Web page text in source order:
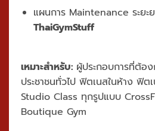
แผนการ Maintenance ระยะ
ThaiGymStuff
เหมาะสำหรับ: ผู้ประกอบการที่ต้อง
ประชาชนทั่วไป ฟิตเนสในห้าง ฟิต
Studio Class ทุกรูปแบบ
Boutique Gym